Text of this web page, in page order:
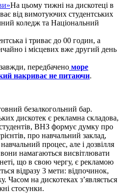
На цьому тижні на дискотеці в
від вимотуючих студентських
коледж та Національний
і триває до 00 годин, а
і місцевих вже другий день
передбачено море
накриває не питаючи.
безалкогольний бар.
дискотек є рекламна складова,
ВНЗ формує думку про
про навчальний заклад,
процес, але і дозвілля
вони намагаються висвітлювати
що в свою чергу, є рекламою
відразу 3 мети: відпочинок,
Часом на дискотеках з’являється
стосунки.